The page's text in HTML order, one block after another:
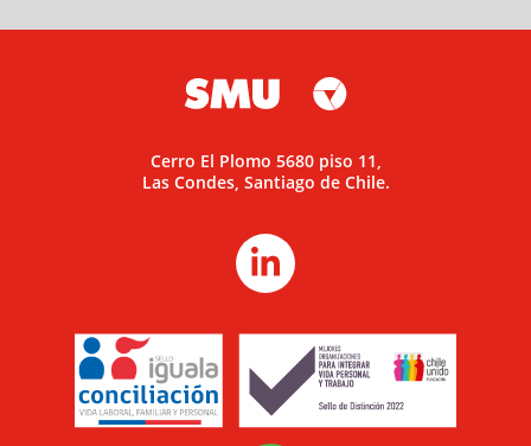
Cerro El Plomo 5680 piso 11,
Las Condes, Santiago de Chile.